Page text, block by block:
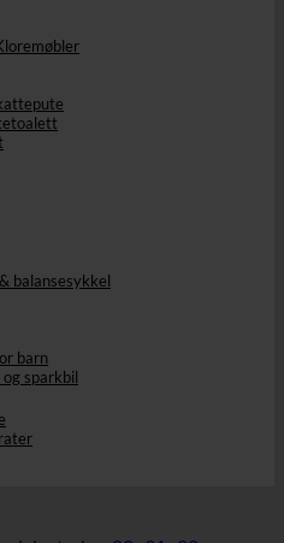
balansesykkel
barn
og sparkbil